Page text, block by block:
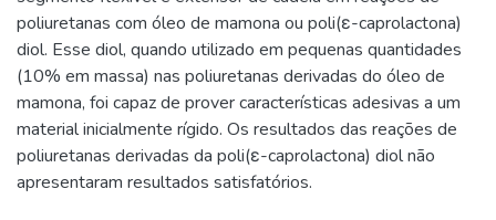
poliuretanas com óleo de mamona ou poli(ε-caprolactona)
diol. Esse diol, quando utilizado em pequenas quantidades
(10% em massa) nas poliuretanas derivadas do óleo de
mamona, foi capaz de prover características adesivas a um
material inicialmente rígido. Os resultados das reações de
poliuretanas derivadas da poli(ε-caprolactona) diol não
apresentaram resultados satisfatórios.